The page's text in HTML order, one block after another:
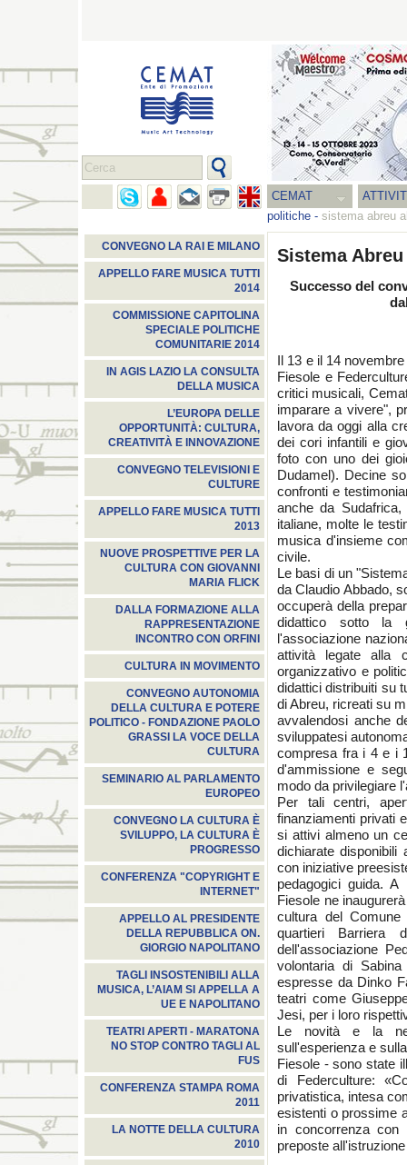
CEMAT
politiche - sistema abreu
CONVEGNO LA RAI E MILANO
APPELLO FARE MUSICA TUTTI
2014
COMMISSIONE CAPITOLINA
SPECIALE POLITICHE
COMUNITARIE 2014
IN AGIS LAZIO LA CONSULTA
DELLA MUSICA
L’EUROPA DELLE
OPPORTUNITÀ: CULTURA,
CREATIVITÀ E INNOVAZIONE
CONVEGNO TELEVISIONI E
CULTURE
APPELLO FARE MUSICA TUTTI
2013
NUOVE PROSPETTIVE PER LA
CULTURA CON GIOVANNI
MARIA FLICK
DALLA FORMAZIONE ALLA
RAPPRESENTAZIONE
INCONTRO CON ORFINI
CULTURA IN MOVIMENTO
CONVEGNO AUTONOMIA
DELLA CULTURA E POTERE
POLITICO - FONDAZIONE PAOLO
GRASSI LA VOCE DELLA
CULTURA
SEMINARIO AL PARLAMENTO
EUROPEO
CONVEGNO LA CULTURA È
SVILUPPO, LA CULTURA È
PROGRESSO
CONFERENZA "COPYRIGHT E
INTERNET"
APPELLO AL PRESIDENTE
DELLA REPUBBLICA ON.
GIORGIO NAPOLITANO
TAGLI INSOSTENIBILI ALLA
MUSICA, L’AIAM SI APPELLA A
UE E NAPOLITANO
TEATRI APERTI - MARATONA
NO STOP CONTRO TAGLI AL
FUS
CONFERENZA STAMPA ROMA
2011
LA NOTTE DELLA CULTURA
2010
Sistema
Successo del
Il 13 e il 14
Fiesole e
critici musicali,
imparare a vivere",
lavora da oggi alla
dei cori infantili e
foto con uno dei
Dudamel). Decine
confronti e
anche da
italiane, molte le
musica d'insieme
civile.
Le basi di un
da Claudio Abbado,
occuperà della
didattico sotto la
l'associazione
attività legate alla
organizzativo e
didattici distribuiti su
di Abreu, ricreati su
avvalendosi anche
sviluppatesi
compresa fra i 4 e i
d'ammissione e
modo da privilegiare
Per tali centri,
finanziamenti privati
si attivi almeno un
dichiarate disponibili
con iniziative
pedagogici guida.
Fiesole ne
cultura del
quartieri Barriera
dell'associazione
volontaria di
espresse da Dinko
teatri come
Jesi, per i loro
Le novità e la
sull'esperienza e
Fiesole - sono state
di Federculture:
privatistica, intesa
esistenti o prossime
in concorrenza
preposte